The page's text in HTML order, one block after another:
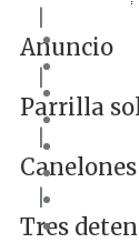
Anuncio
|
Parrilla
|
|
Tres